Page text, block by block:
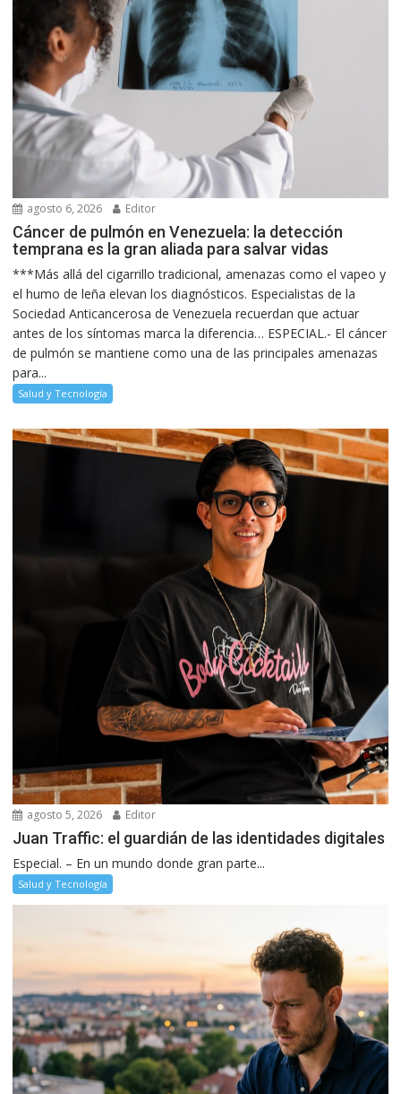
agosto 6, 2026 Editor
Cáncer de pulmón en Venezuela: la detección
temprana es la gran aliada para salvar vidas
***Más allá del cigarrillo tradicional, amenazas como el vapeo y
el humo de leña elevan los diagnósticos. Especialistas de la
Sociedad Anticancerosa de Venezuela recuerdan que actuar
antes de los síntomas marca la diferencia… ESPECIAL.- El cáncer
de pulmón se mantiene como una de las principales amenazas
para...
Salud y Tecnología
agosto 5, 2026 Editor
Juan Traffic: el guardián de las identidades digitales
Especial. – En un mundo donde gran parte...
Salud y Tecnología